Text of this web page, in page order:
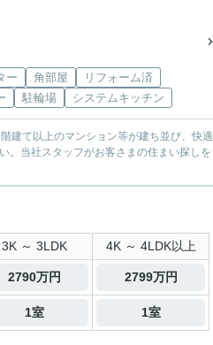
ー 角部屋
リフォーム済
駐輪場 システムキッチン
建て以上のマンション等が建ち並び、快適
。当社スタッフがお客さまの住まい探しを
3K ～ 3LDK 4K ～ 4LDK以上
2790万円 2799万円
1室 1室